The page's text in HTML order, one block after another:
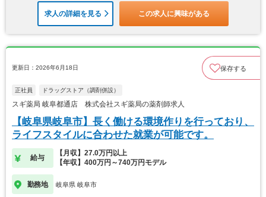
求人の詳細を見る この求人に興味がある
更新日：2026年6月18日 保存する
正社員 ドラッグストア（調剤併設）
スギ薬局 岐阜都通店 株式会社スギ薬局の薬剤師求人
【岐阜県岐阜市】長く働ける環境作りを行っており、
ライフスタイルに合わせた就業が可能です。
給与
【月収】27.0万円以上
【年収】400万円～740万円モデル
勤務地 岐阜県 岐阜市